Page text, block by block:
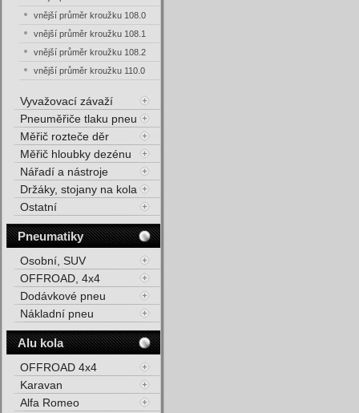
vnější průměr kroužku 108.0
vnější průměr kroužku 108.1
vnější průměr kroužku 108.2
vnější průměr kroužku 110.0
Vyvažovací závaží
Pneuměřiče tlaku pneu
Měřič rozteče děr
Měřič hloubky dezénu
Nářadí a nástroje
Držáky, stojany na kola
Ostatní
Pneumatiky
Osobní, SUV
OFFROAD, 4x4
Dodávkové pneu
Nákladní pneu
Alu kola
OFFROAD 4x4
Karavan
Alfa Romeo